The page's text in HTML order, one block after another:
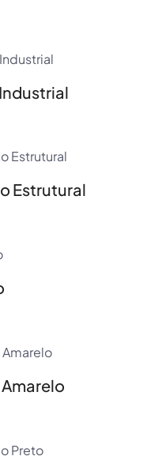
Estrutural